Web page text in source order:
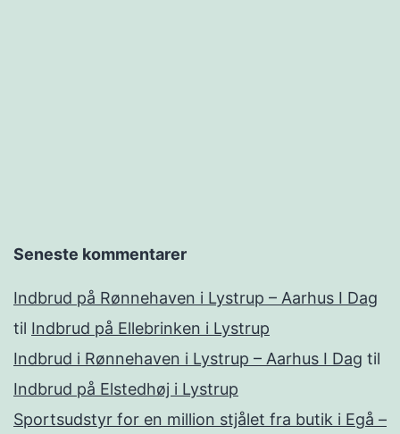
Seneste kommentarer
Indbrud på Rønnehaven i Lystrup – Aarhus I Dag
til Indbrud på Ellebrinken i Lystrup
Indbrud i Rønnehaven i Lystrup – Aarhus I Dag til
Indbrud på Elstedhøj i Lystrup
Sportsudstyr for en million stjålet fra butik i Egå –